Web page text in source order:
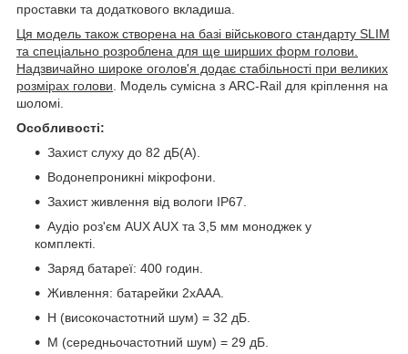
проставки та додаткового вкладиша.
Ця модель також створена на базі військового стандарту SLIM
та спеціально розроблена для ще ширших форм голови.
Надзвичайно широке оголов'я додає стабільності при великих
розмірах голови . Модель сумісна з ARC-Rail для кріплення на
шоломі.
Особливості:
Захист слуху до 82 дБ(А).
Водонепроникні мікрофони.
Захист живлення від вологи IP67.
Аудіо роз'єм AUX AUX та 3,5 мм моноджек у
комплекті.
Заряд батареї: 400 годин.
Живлення: батарейки 2хААА.
H (високочастотний шум) = 32 дБ.
M (середньочастотний шум) = 29 дБ.